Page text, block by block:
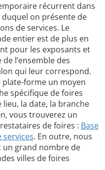
récurrent dans
on présente de
de services. Le
entier est de plus en
pour les exposants et
l’ensemble des
qui leur correspond.
forme un moyen
spécifique de foires
la date, la branche
vous trouverez un
de foires : Base
. En outre, nous
un grand nombre de
villes de foires